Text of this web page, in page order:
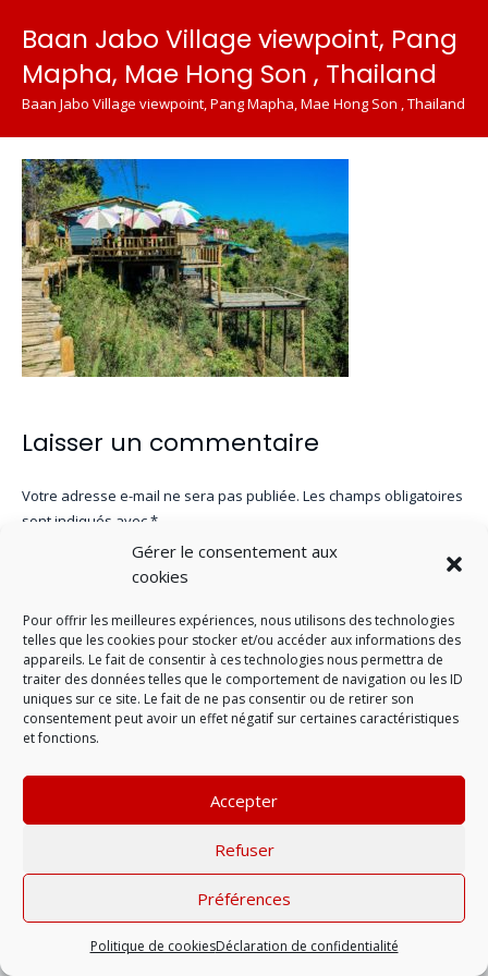
Gérer le consentement aux
cookies
Pour offrir les meilleures expériences, nous utilisons des technologies
telles que les cookies pour stocker et/ou accéder aux informations des
appareils. Le fait de consentir à ces technologies nous permettra de
traiter des données telles que le comportement de navigation ou les ID
uniques sur ce site. Le fait de ne pas consentir ou de retirer son
consentement peut avoir un effet négatif sur certaines caractéristiques
et fonctions.
Accepter
Refuser
Préférences
Politique de cookiesDéclaration de confidentialité
Baan Jabo Village viewpoint, Pang
Mapha, Mae Hong Son , Thailand
Baan Jabo Village viewpoint, Pang Mapha, Mae Hong Son , Thailand
Laisser un commentaire
Votre adresse e-mail ne sera pas publiée. Les champs obligatoires
sont indiqués avec*
LAISSER UN COMMENTAIRE
Mentions légales| © 2022 |
confidentialité